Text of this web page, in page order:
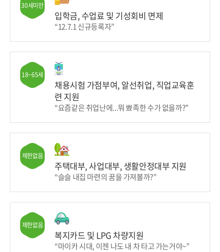
30세미만
입학금, 수업료 및 기성회비 면제
“12.7.1 신규등록자”
18~65세
채용시험 가점부여, 알선취업, 직업교육훈
련 지원
“요즘같은 취업난에...뭐 뾰족한 수가 없을까?”
제한없음
주택대부, 사업대부, 생활안정대부 지원
“슬슬 내집 마련의 꿈을 가져볼까?”
제한없음
복지카드 및 LPG 차량지원
“마이카 시대, 이젠 나도 내 차 타고 가는거야~”